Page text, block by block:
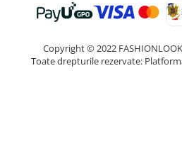
Copyright © 2022 FASHIONLOOK
Toate drepturile rezervate: